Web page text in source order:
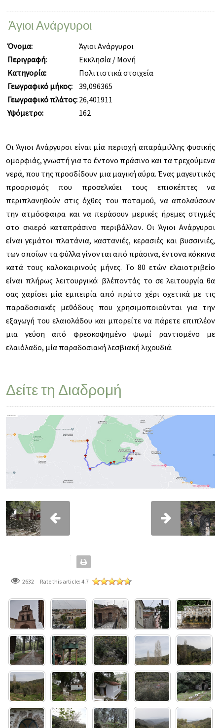
Άγιοι Ανάργυροι
Όνομα:
Άγιοι Ανάργυροι
Περιγραφή:
Εκκλησία / Μονή
Κατηγορία:
Πολιτιστικά στοιχεία
Γεωγραφικό μήκος:
39,096365
Γεωγραφικό πλάτος: 26,401911
Υψόμετρο:
162
Οι Άγιοι Ανάργυροι είναι μία περιοχή απαράμιλλης φυσικής
ομορφιάς, γνωστή για το έντονο πράσινο και τα τρεχούμενα
νερά, που της προσδίδουν μια μαγική αύρα. Ένας μαγευτικός
προορισμός που προσελκύει τους επισκέπτες να
περιπλανηθούν στις όχθες του ποταμού, να απολαύσουν
την ατμόσφαιρα και να περάσουν μερικές ήρεμες στιγμές
στο σκιερό καταπράσινο περιβάλλον. Οι Άγιοι Ανάργυροι
είναι γεμάτοι πλατάνια, καστανιές, κερασιές και βυσσινιές,
των οποίων τα φύλλα γίνονται από πράσινα, έντονα κόκκινα
κατά τους καλοκαιρινούς μήνες. Το 80 ετών ελαιοτριβείο
είναι πλήρως λειτουργικό: βλέποντάς το σε λειτουργία θα
σας χαρίσει μία εμπειρία από πρώτο χέρι σχετικά με τις
παραδοσιακές μεθόδους που χρησιμοποιούνται για την
εξαγωγή του ελαιολάδου και μπορείτε να πάρετε επιπλέον
μια γεύση από φρεσκοψημένο ψωμί ραντισμένο με
ελαιόλαδο, μία παραδοσιακή λεσβιακή λιχουδιά.
Δείτε τη Διαδρομή
2632 Rate this article: 4.7